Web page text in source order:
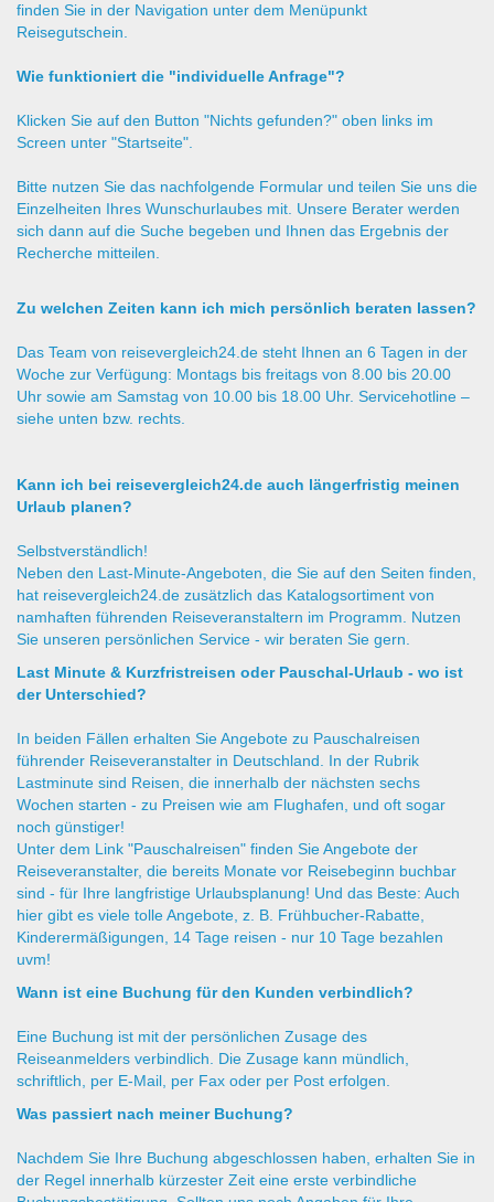
finden Sie in der Navigation unter dem Menüpunkt
Reisegutschein.
Wie funktioniert die "individuelle Anfrage"?
Klicken Sie auf den Button "Nichts gefunden?" oben links im
Screen unter "Startseite".
Bitte nutzen Sie das nachfolgende Formular und teilen Sie uns die
Einzelheiten Ihres Wunschurlaubes mit. Unsere Berater werden
sich dann auf die Suche begeben und Ihnen das Ergebnis der
Recherche mitteilen.
Zu welchen Zeiten kann ich mich persönlich beraten lassen?
Das Team von reisevergleich24.de steht Ihnen an 6 Tagen in der
Woche zur Verfügung: Montags bis freitags von 8.00 bis 20.00
Uhr sowie am Samstag von 10.00 bis 18.00 Uhr. Servicehotline –
siehe unten bzw. rechts.
Kann ich bei reisevergleich24.de auch längerfristig meinen
Urlaub planen?
Selbstverständlich!
Neben den Last-Minute-Angeboten, die Sie auf den Seiten finden,
hat reisevergleich24.de zusätzlich das Katalogsortiment von
namhaften führenden Reiseveranstaltern im Programm. Nutzen
Sie unseren persönlichen Service - wir beraten Sie gern.
Last Minute & Kurzfristreisen oder Pauschal-Urlaub - wo ist
der Unterschied?
In beiden Fällen erhalten Sie Angebote zu Pauschalreisen
führender Reiseveranstalter in Deutschland. In der Rubrik
Lastminute sind Reisen, die innerhalb der nächsten sechs
Wochen starten - zu Preisen wie am Flughafen, und oft sogar
noch günstiger!
Unter dem Link "Pauschalreisen" finden Sie Angebote der
Reiseveranstalter, die bereits Monate vor Reisebeginn buchbar
sind - für Ihre langfristige Urlaubsplanung! Und das Beste: Auch
hier gibt es viele tolle Angebote, z. B. Frühbucher-Rabatte,
Kinderermäßigungen, 14 Tage reisen - nur 10 Tage bezahlen
uvm!
Wann ist eine Buchung für den Kunden verbindlich?
Eine Buchung ist mit der persönlichen Zusage des
Reiseanmelders verbindlich. Die Zusage kann mündlich,
schriftlich, per E-Mail, per Fax oder per Post erfolgen.
Was passiert nach meiner Buchung?
Nachdem Sie Ihre Buchung abgeschlossen haben, erhalten Sie in
der Regel innerhalb kürzester Zeit eine erste verbindliche